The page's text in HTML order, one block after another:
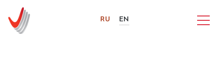
RU EN